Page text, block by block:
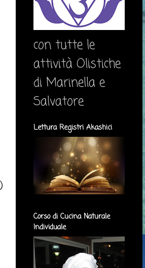
con tutte le
attività Olistiche
di Marinella e
Salvatore
Lettura Registri Akashici
Corso di Cucina Naturale
Individuale